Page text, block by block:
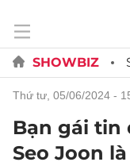
SHOWBIZ
thứ tư, 05/06/2024 -
Bạn gái tin
Seo Joon